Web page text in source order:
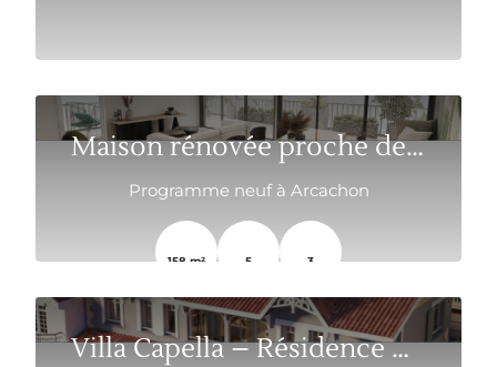
Maison rénovée proche de la Plage
Programme neuf à Arcachon
158 m² 5 3
Villa Capella – Résidence ARCACHON Ville d&...